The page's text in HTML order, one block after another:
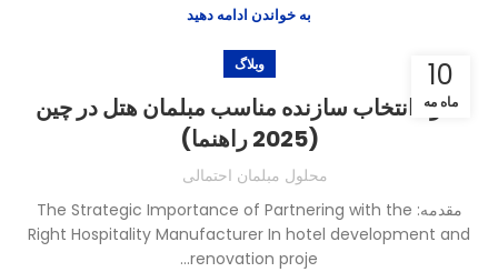
به خواندن ادامه دهید
10
ماه مه
وبلاگ
نحوه انتخاب سازنده مناسب مبلمان هتل در چین
(2025 راهنما)
محلول مبلمان احتمالی
مقدمه: The Strategic Importance of Partnering with the
Right Hospitality Manufacturer In hotel development and
renovation proje..
.